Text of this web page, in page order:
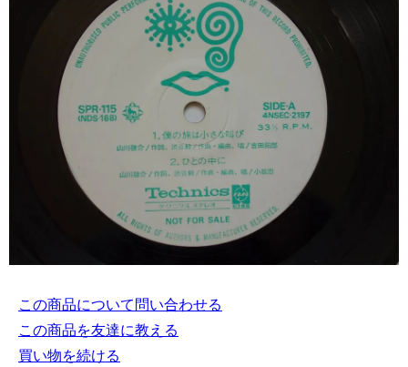
この商品について問い合わせる
この商品を友達に教える
買い物を続ける